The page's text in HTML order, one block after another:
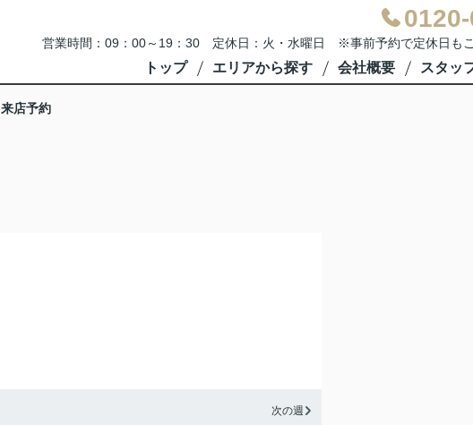
営業時間：09：00～19：30 定休日：火・水曜日 ※事前予約で定休日もご
トップ エリアから探す 会社概要 スタッ
来店予約
次の週